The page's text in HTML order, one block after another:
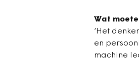
Wat
‘Het
en
machine